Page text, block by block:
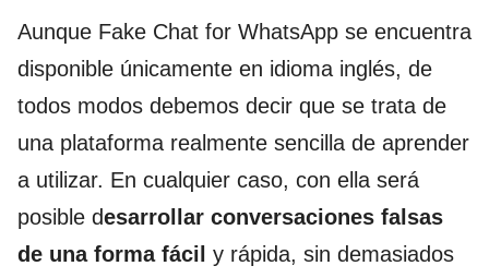
Aunque Fake Chat for WhatsApp se encuentra
disponible únicamente en idioma inglés, de
todos modos debemos decir que se trata de
una plataforma realmente sencilla de aprender
a utilizar. En cualquier caso, con ella será
posible desarrollar conversaciones falsas
de una forma fácil y rápida, sin demasiados